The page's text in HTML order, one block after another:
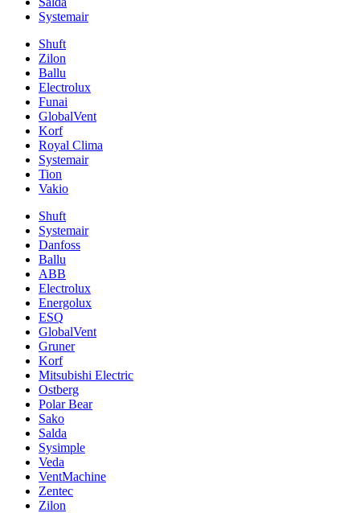
Systemair
Shuft
Zilon
Ballu
Electrolux
Funai
GlobalVent
Korf
Royal Clima
Systemair
Tion
Vakio
Shuft
Systemair
Danfoss
Ballu
ABB
Electrolux
Energolux
ESQ
GlobalVent
Gruner
Korf
Mitsubishi Electric
Ostberg
Polar Bear
Sako
Salda
Sysimple
Veda
VentMachine
Zentec
Zilon